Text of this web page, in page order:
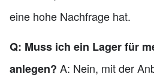
eine hohe Nachfrage hat.
Q: Muss ich ein Lager für
anlegen? A: Nein, mit der